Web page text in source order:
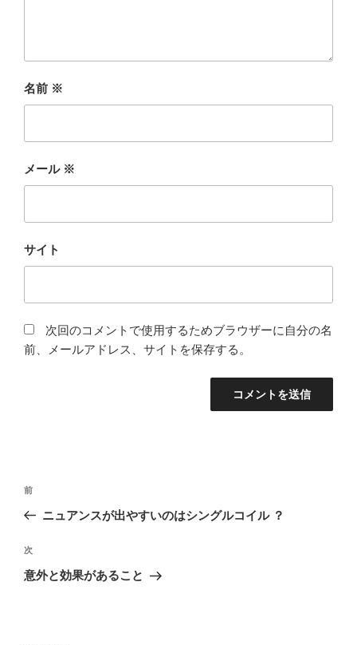
名前 ※
メール ※
サイト
次回のコメントで使用するためブラウザーに自分の名
前、メールアドレス、サイトを保存する。
投
ビ
ゲ
前
の
稿
前
ニュアンスが出やすいのはシングルコイル ？
次
の
次
意外と効果があること